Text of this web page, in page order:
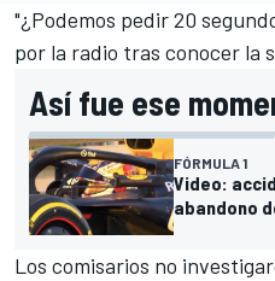
"¿Podemos pedir 20
por la radio tras conocer la
Así fue ese
FÓRMULA 1
Video:
abandono
Los comisarios no